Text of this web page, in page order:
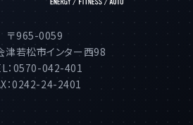
〒965-0059
津若松市インター西98
：0570-042-401
：0242-24-2401